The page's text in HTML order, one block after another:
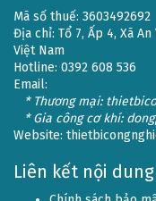
Mã số thuế: 3603492692
Địa chỉ: Tổ 7, Ấp 4, Xã
Việt Nam
Hotline: 0392 608 536
Email:
* Thương mại:
* Gia công cơ khí:
Website:
Liên kết nội dung